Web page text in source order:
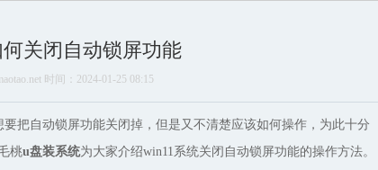
关闭自动锁屏功能
时间：2024-01-25 08:15
自动锁屏功能关闭掉，但是又不清楚应该如何操作，为此十分
桃u盘装系统为大家介绍win11系统关闭自动锁屏功能的操作方法。